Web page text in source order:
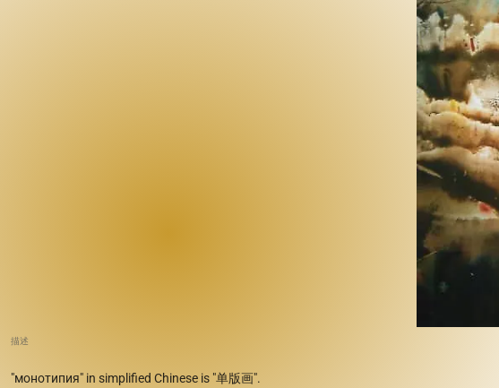
描述
"монотипия" in simplified Chinese is "单版画".